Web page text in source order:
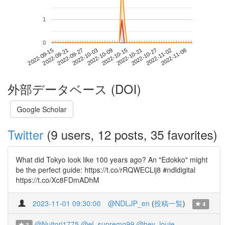
2022-09-152022-09-212022-09-272022-10-032022-10-092022-10-152022-10-212022-10-272022-11-022022-11-08
0
1
外部データベース (DOI)
Google Scholar
Twitter (9 users, 12 posts, 35 favorites)
What did Tokyo look like 100 years ago? An "Edokko" might
be the perfect guide: https://t.co/rRQWECLij8 #ndldigital
https://t.co/Xc8FDmADhM
2023-11-01 09:30:00 @NDLJP_en (投稿一覧) 4